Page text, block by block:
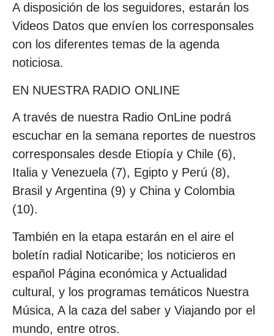
A disposición de los seguidores, estarán los
Videos Datos que envíen los corresponsales
con los diferentes temas de la agenda
noticiosa.
EN NUESTRA RADIO ONLINE
A través de nuestra Radio OnLine podrá
escuchar en la semana reportes de nuestros
corresponsales desde Etiopía y Chile (6),
Italia y Venezuela (7), Egipto y Perú (8),
Brasil y Argentina (9) y China y Colombia
(10).
También en la etapa estarán en el aire el
boletín radial Noticaribe; los noticieros en
español Página económica y Actualidad
cultural, y los programas temáticos Nuestra
Música, A la caza del saber y Viajando por el
mundo, entre otros.